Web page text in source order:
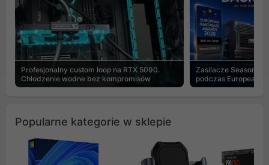
Profesjonalny custom loop na RTX 5090.
Chłodzenie wodne bez kompromisów
Zasilacze Seasonic
podczas European
Popularne kategorie w sklepie